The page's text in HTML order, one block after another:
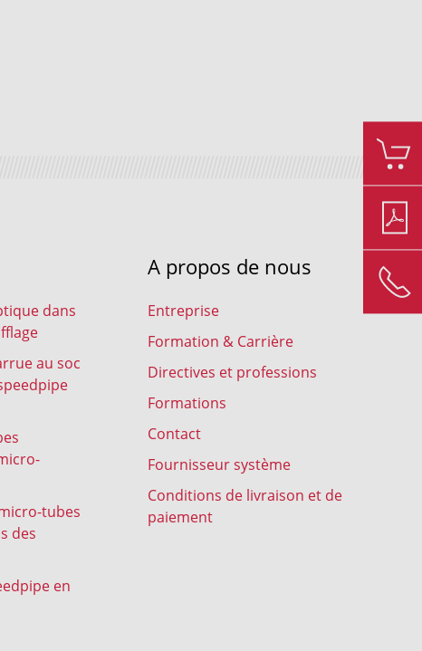
dans
au soc
tubes
des
en
A propos de nous
Entreprise
Formation & Carrière
Directives et professions
Formations
Contact
Fournisseur système
Conditions de livraison et de
paiement